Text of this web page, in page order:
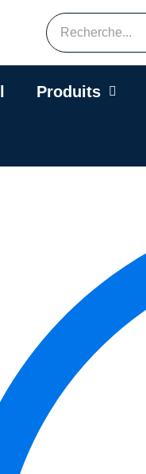
Produits